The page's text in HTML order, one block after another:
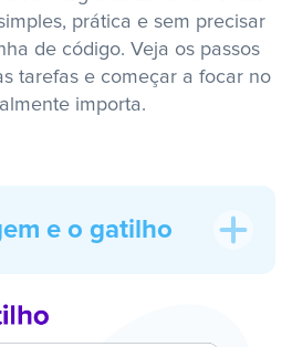
prática e sem precisar
de código. Veja os passos
tarefas e começar a focar no
importa.
e o gatilho